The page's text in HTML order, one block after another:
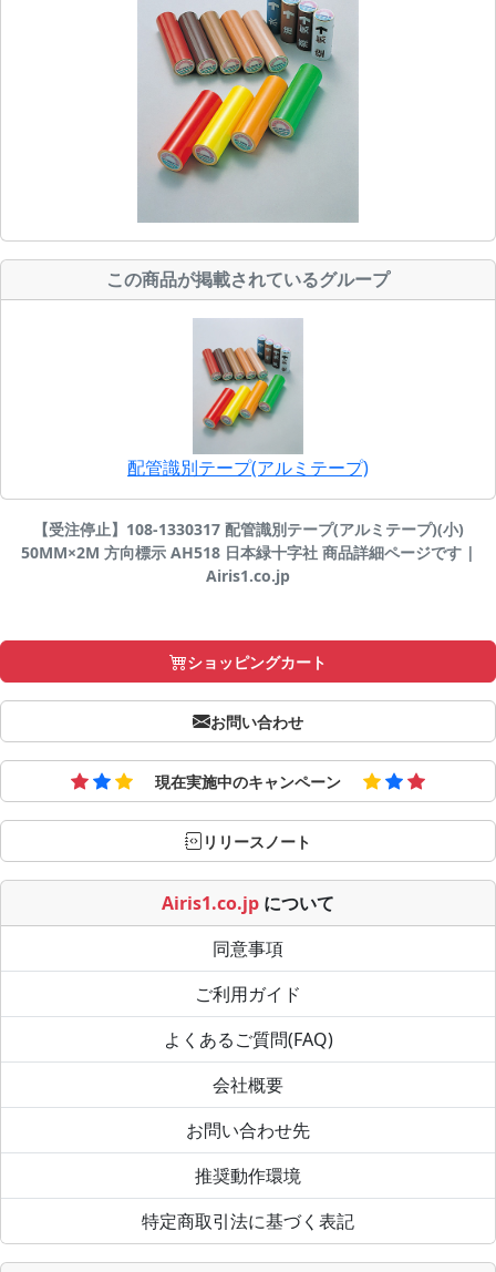
この商品が掲載されているグループ
配管識別テープ(アルミテープ)
【受注停止】108-1330317 配管識別テープ(アルミテープ)(小)
50MM×2M 方向標示 AH518 日本緑十字社 商品詳細ページです |
Airis1.co.jp
ショッピングカート
お問い合わせ
現在実施中のキャンペーン
リリースノート
Airis1.co.jp について
同意事項
ご利用ガイド
よくあるご質問(FAQ)
会社概要
お問い合わせ先
推奨動作環境
特定商取引法に基づく表記